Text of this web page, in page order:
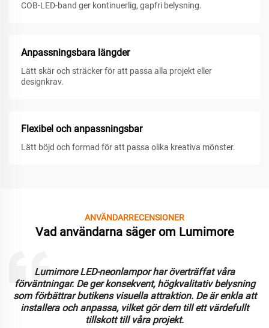
COB-LED-band ger kontinuerlig, gapfri belysning.
Anpassningsbara längder
Lätt skär och sträcker för att passa alla projekt eller
designkrav.
Flexibel och anpassningsbar
Lätt böjd och formad för att passa olika kreativa mönster.
ANVÄNDARRECENSIONER
Vad användarna säger om Lumimore
Lumimore LED-neonlampor har överträffat våra
förväntningar. De ger konsekvent, högkvalitativ belysning
som förbättrar butikens visuella attraktion. De är enkla att
installera och anpassa, vilket gör dem till ett värdefullt
tillskott till våra projekt.